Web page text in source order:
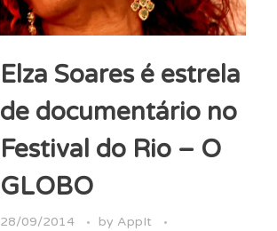
Elza Soares é estrela
de documentário no
Festival do Rio – O
GLOBO
28/09/2014 by AppIt